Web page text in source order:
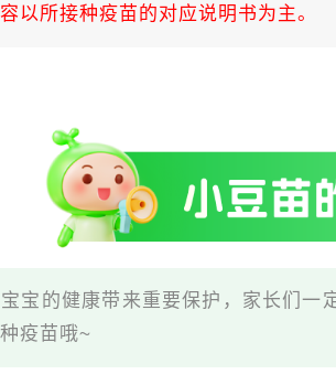
以所接种疫苗的对应说明书为主。
宝的健康带来重要保护，家长们一
疫苗哦~